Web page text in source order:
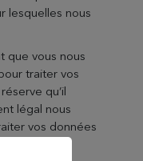
lesquelles nous
que vous nous
traiter vos
qu’il
légal nous
vos données